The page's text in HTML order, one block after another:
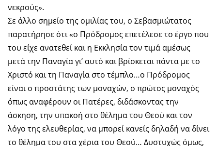
νεκρούς».
Σε άλλο σημείο της ομιλίας του, ο Σεβασμιώτατος
παρατήρησε ότι «ο Πρόδρομος επετέλεσε το έργο που
του είχε ανατεθεί και η Εκκλησία τον τιμά αμέσως
μετά την Παναγία γι’ αυτό και βρίσκεται πάντα με το
Χριστό και τη Παναγία στο τέμπλο…ο Πρόδρομος
είναι ο προστάτης των μοναχών, ο πρώτος μοναχός
όπως αναφέρουν οι Πατέρες, διδάσκοντας την
άσκηση, την υπακοή στο θέλημα του Θεού και τον
λόγο της ελευθερίας, να μπορεί κανείς δηλαδή να δίνει
το θέλημα του στα χέρια του Θεού… Δυστυχώς όμως,